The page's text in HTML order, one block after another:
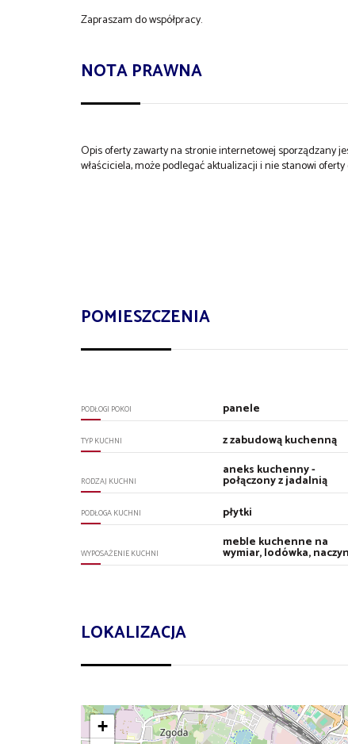
Zapraszam do współpracy.
NOTA PRAWNA
Opis oferty zawarty na stronie internetowej sporządzany
właściciela, może podlegać aktualizacji i nie stanowi
POMIESZCZENIA
PODŁOGI POKOI panele
TYP KUCHNI z zabudową kuchenną
RODZAJ KUCHNI
aneks kuchenny -
połączony z jadalnią
PODŁOGA KUCHNI płytki
WYPOSAŻENIE KUCHNI
meble kuchenne na
wymiar, lodówka,
LOKALIZACJA
+